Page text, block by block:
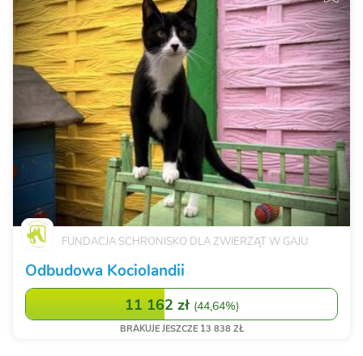
FUNDACJA SCHRONISKO DLA ZWIERZĄT W GAJU
Odbudowa Kociolandii
11 162 zł (44,64%)
BRAKUJE JESZCZE 13 838 ZŁ